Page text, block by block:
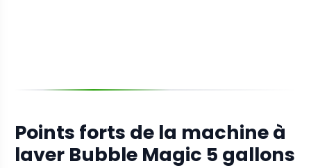
Points forts de la machine à
laver Bubble Magic 5 gallons